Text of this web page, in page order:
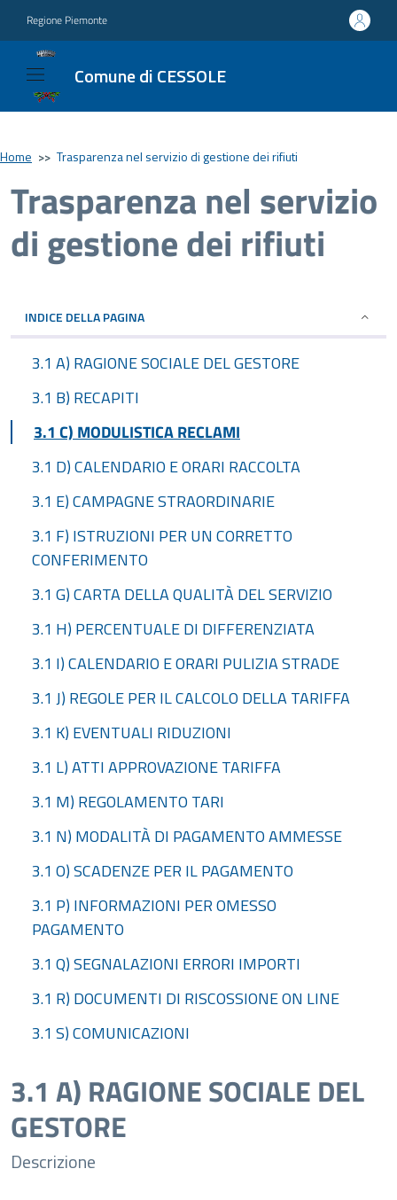
Regione Piemonte
Comune di CESSOLE
Home >> Trasparenza nel servizio di gestione dei rifiuti
Trasparenza nel servizio
di gestione dei rifiuti
INDICE DELLA PAGINA
3.1 A) RAGIONE SOCIALE DEL GESTORE
3.1 B) RECAPITI
3.1 C) MODULISTICA RECLAMI
3.1 D) CALENDARIO E ORARI RACCOLTA
3.1 E) CAMPAGNE STRAORDINARIE
3.1 F) ISTRUZIONI PER UN CORRETTO
CONFERIMENTO
3.1 G) CARTA DELLA QUALITÀ DEL SERVIZIO
3.1 H) PERCENTUALE DI DIFFERENZIATA
3.1 I) CALENDARIO E ORARI PULIZIA STRADE
3.1 J) REGOLE PER IL CALCOLO DELLA TARIFFA
3.1 K) EVENTUALI RIDUZIONI
3.1 L) ATTI APPROVAZIONE TARIFFA
3.1 M) REGOLAMENTO TARI
3.1 N) MODALITÀ DI PAGAMENTO AMMESSE
3.1 O) SCADENZE PER IL PAGAMENTO
3.1 P) INFORMAZIONI PER OMESSO
PAGAMENTO
3.1 Q) SEGNALAZIONI ERRORI IMPORTI
3.1 R) DOCUMENTI DI RISCOSSIONE ON LINE
3.1 S) COMUNICAZIONI
3.1 A) RAGIONE SOCIALE DEL
GESTORE
Descrizione